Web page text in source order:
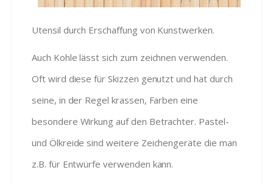
Utensil durch Erschaffung von Kunstwerken.
Auch Kohle lässt sich zum zeichnen verwenden.
Oft wird diese für Skizzen genutzt und hat durch
seine, in der Regel krassen, Farben eine
besondere Wirkung auf den Betrachter. Pastel-
und Ölkreide sind weitere Zeichengeräte die man
z.B. für Entwürfe verwenden kann.